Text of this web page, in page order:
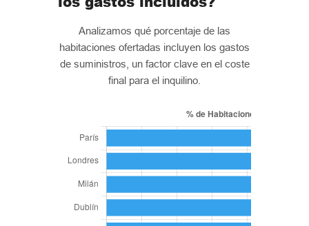
Analizamos qué porcentaje de las
habitaciones ofertadas incluyen los gastos
de suministros, un factor clave en el coste
final para el inquilino.